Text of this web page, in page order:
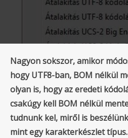
Nagyon sokszor, amikor
hogy UTF8-ban, BOM nélkül
olyan is, hogy az eredeti
csakúgy kell BOM nélkül
tudnunk kel, miről is
mint egy karakterkészlet